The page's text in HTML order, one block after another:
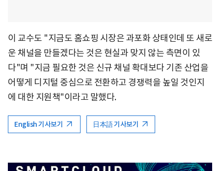
이 교수도 "지금도 홈쇼핑 시장은 과포화 상태인데 또 새로
운 채널을 만들겠다는 것은 현실과 맞지 않는 측면이 있
다"며 "지금 필요한 것은 신규 채널 확대보다 기존 산업을
어떻게 디지털 중심으로 전환하고 경쟁력을 높일 것인지
에 대한 지원책"이라고 말했다.
English 기사보기 日本語 기사보기